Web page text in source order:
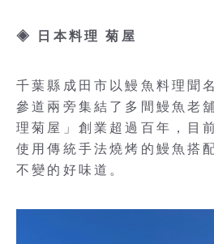
◈ 日本料理 菊屋
千葉縣成田市以鰻魚料理聞
參道兩旁集結了多間鰻魚老
理菊屋」創業超過百年，目
使用傳統手法燒烤的鰻魚搭
不變的好味道。